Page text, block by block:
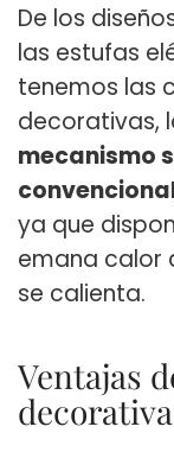
De los
las estufas
tenemos las
decorativas,
mecanismo
ya que
emana calor
se calienta.
Ventajas